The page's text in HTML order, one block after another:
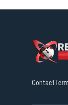
Contact